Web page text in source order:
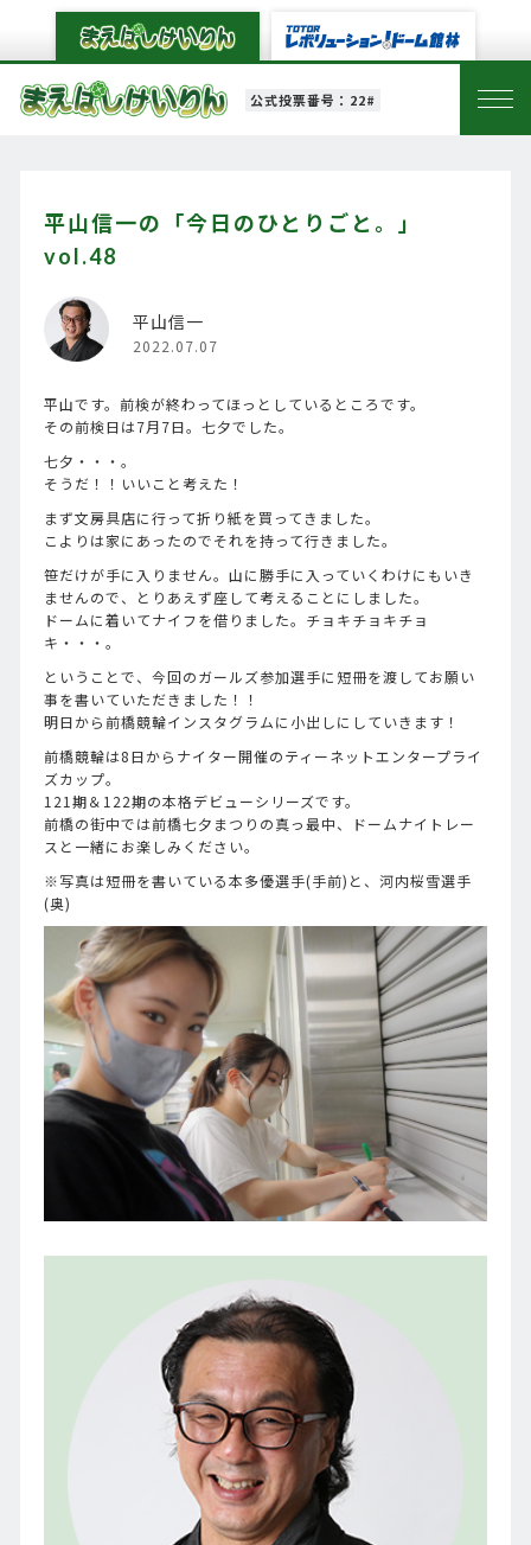
公式投票番号：22#
平山信一の「今日のひとりごと。」
vol.48
平山信一
2022.07.07
平山です。前検が終わってほっとしているところです。
その前検日は7月7日。七夕でした。
七夕・・・。
そうだ！！いいこと考えた！
まず文房具店に行って折り紙を買ってきました。
こよりは家にあったのでそれを持って行きました。
笹だけが手に入りません。山に勝手に入っていくわけにもいき
ませんので、とりあえず座して考えることにしました。
ドームに着いてナイフを借りました。チョキチョキチョ
キ・・・。
ということで、今回のガールズ参加選手に短冊を渡してお願い
事を書いていただきました！！
明日から前橋競輪インスタグラムに小出しにしていきます！
前橋競輪は8日からナイター開催のティーネットエンタープライ
ズカップ。
121期＆122期の本格デビューシリーズです。
前橋の街中では前橋七夕まつりの真っ最中、ドームナイトレー
スと一緒にお楽しみください。
※写真は短冊を書いている本多優選手(手前)と、河内桜雪選手
(奥)